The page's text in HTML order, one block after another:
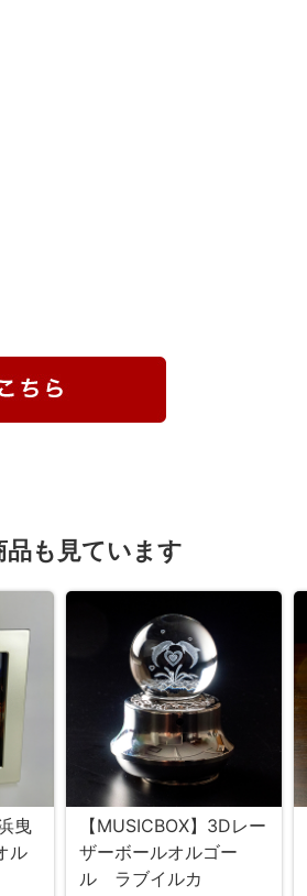
も見ています
曳
ル
【MUSICBOX】3Dレー
ザーボールオルゴー
ル ラブイルカ